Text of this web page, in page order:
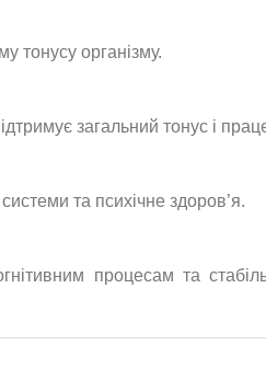
тонусу організму.
загальний тонус і
та психічне здоров’я.
процесам та